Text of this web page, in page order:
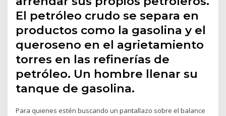
El petróleo crudo se separa en
productos como la gasolina y el
queroseno en el agrietamiento
torres en las refinerías de
petróleo. Un hombre llenar su
tanque de gasolina.
Para quienes estén buscando un pantallazo sobre el balance